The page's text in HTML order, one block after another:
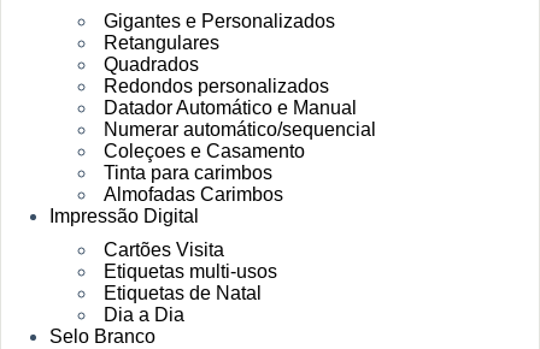
Gigantes e Personalizados
Retangulares
Quadrados
Redondos personalizados
Datador Automático e Manual
Numerar automático/sequencial
Coleçoes e Casamento
Tinta para carimbos
Almofadas Carimbos
Impressão Digital
Cartões Visita
Etiquetas multi-usos
Etiquetas de Natal
Dia a Dia
Selo Branco